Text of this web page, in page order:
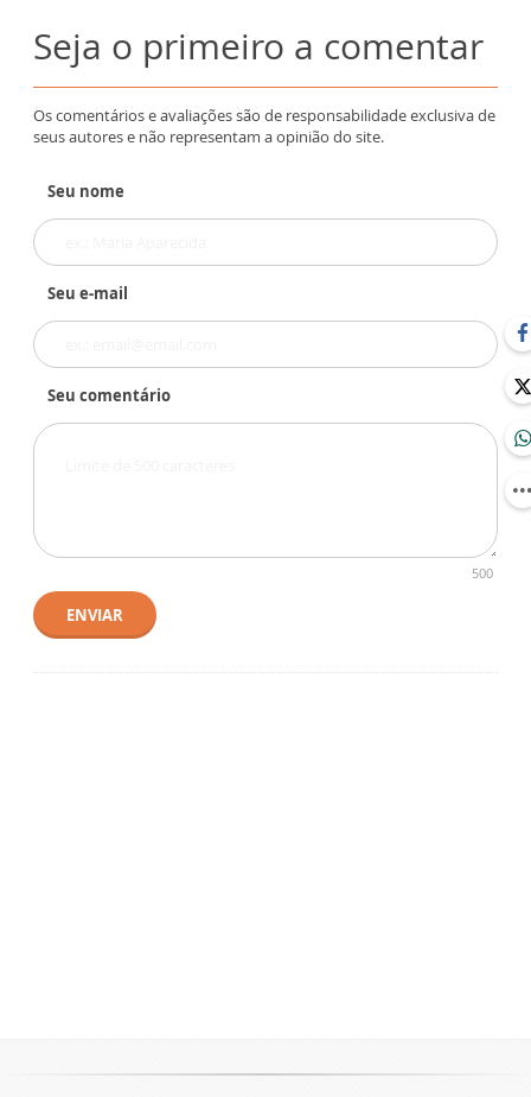
Seja o primeiro a comentar
Os comentários e avaliações são de responsabilidade exclusiva de
seus autores e não representam a opinião do site.
Seu nome
Seu e-mail
Seu comentário
500
ENVIAR